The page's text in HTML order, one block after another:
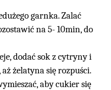
garnka. Zalać
na 5- 10min, do
dodać sok z cytryny i
żelatyna się rozpuści.
aby cukier się